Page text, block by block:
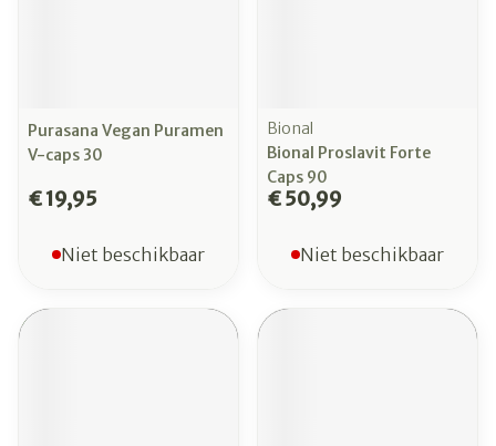
Purasana Vegan Puramen
V-caps 30
€ 19,95
Niet beschikbaar
Bional
Bional Proslavit Forte
Caps 90
€ 50,99
Niet beschikbaar